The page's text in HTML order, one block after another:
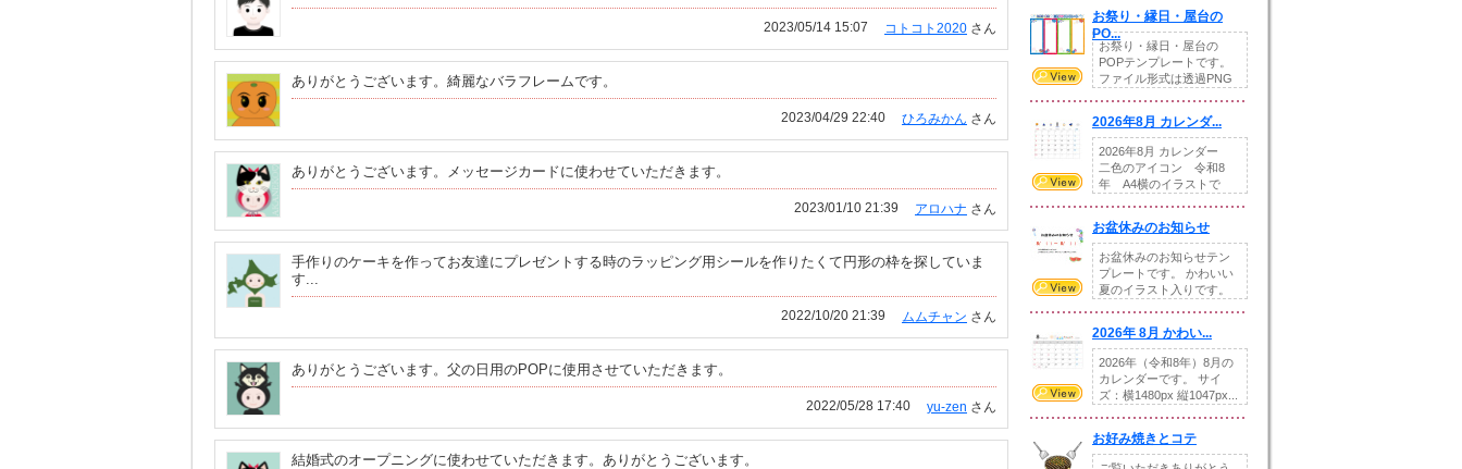
コトコト2020 さん
2023/05/14 15:07
ありがとうございます。綺麗なバラフレームです。
ひろみかん さん
2023/04/29 22:40
ありがとうございます。メッセージカードに使わせていただきます。
アロハナ さん
2023/01/10 21:39
手作りのケーキを作ってお友達にプレゼントする時のラッピング用シールを作りたくて円形の枠を探していま
す...
ムムチャン さん
2022/10/20 21:39
ありがとうございます。父の日用のPOPに使用させていただきます。
yu-zen さん
2022/05/28 17:40
結婚式のオープニングに使わせていただきます。ありがとうございます。
お祭り・縁日・屋台の
PO...
お祭り・縁日・屋台の
POPテンプレートです。
ファイル形式は透過PNG
2026年8月 カレンダ...
2026年8月 カレンダー
二色のアイコン 令和8
年 A4横のイラストで
お盆休みのお知らせ
お盆休みのお知らせテン
プレートです。 かわいい
夏のイラスト入りです。
2026年 8月 かわい...
2026年（令和8年）8月の
カレンダーです。 サイ
ズ：横1480px 縦1047px...
お好み焼きとコテ